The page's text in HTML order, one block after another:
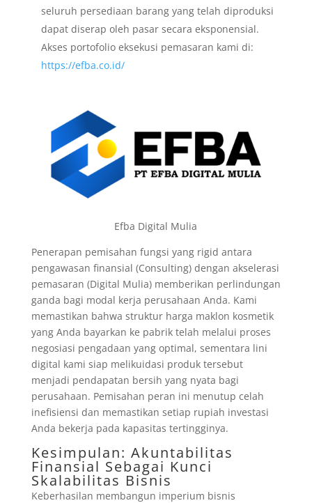
seluruh persediaan barang yang telah diproduksi
dapat diserap oleh pasar secara eksponensial.
Akses portofolio eksekusi pemasaran kami di:
https://efba.co.id/
Efba Digital Mulia
Penerapan pemisahan fungsi yang rigid antara
pengawasan finansial (Consulting) dengan akselerasi
pemasaran (Digital Mulia) memberikan perlindungan
ganda bagi modal kerja perusahaan Anda. Kami
memastikan bahwa struktur harga maklon kosmetik
yang Anda bayarkan ke pabrik telah melalui proses
negosiasi pengadaan yang optimal, sementara lini
digital kami siap melikuidasi produk tersebut
menjadi pendapatan bersih yang nyata bagi
perusahaan. Pemisahan peran ini menutup celah
inefisiensi dan memastikan setiap rupiah investasi
Anda bekerja pada kapasitas tertingginya.
Kesimpulan: Akuntabilitas
Finansial Sebagai Kunci
Skalabilitas Bisnis
Keberhasilan membangun imperium bisnis